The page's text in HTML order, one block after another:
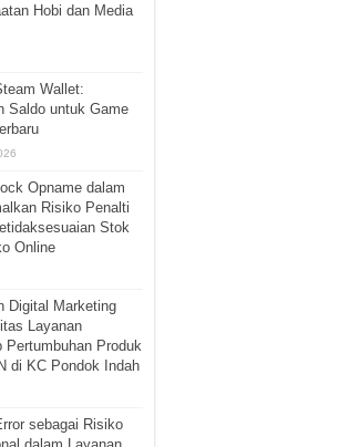
Hobi dan Media
Wallet:
Saldo untuk Game
Opname dalam
Risiko Penalti
Stok
Online
Digital Marketing
Layanan
Pertumbuhan Produk
di KC Pondok Indah
sebagai Risiko